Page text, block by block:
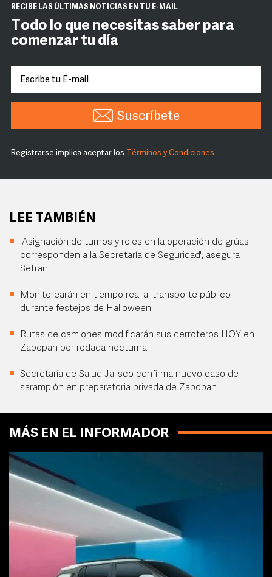
RECIBE LAS ÚLTIMAS NOTICIAS EN TU E-MAIL
Todo lo que necesitas saber para
comenzar tu día
Suscríbete
Registrarse implica aceptar los Términos y Condiciones
LEE TAMBIÉN
'Asignación de turnos y roles en la operación de grúas
corresponden a la Secretaría de Seguridad', asegura
Setran
Monitorearán en tiempo real al transporte público
durante festejos de Halloween
Rutas de camiones modificarán sus derroteros HOY en
Zapopan por rodada nocturna
Secretaría de Salud Jalisco confirma nuevo caso de
sarampión en preparatoria privada de Zapopan
MÁS EN EL INFORMADOR